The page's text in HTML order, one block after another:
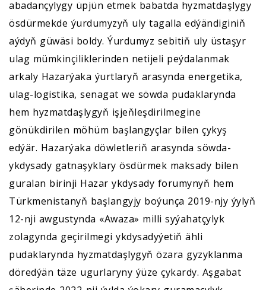
abadançylygy üpjün etmek babatda hyzmatdaşlygy
ösdürmekde ýurdumyzyň uly tagalla edýändiginiň
aýdyň güwäsi boldy. Ýurdumyz sebitiň uly üstaşyr
ulag mümkinçiliklerinden netijeli peýdalanmak
arkaly Hazarýaka ýurtlaryň arasynda energetika,
ulag-logistika, senagat we söwda pudaklarynda
hem hyzmatdaşlygyň işjeňleşdirilmegine
gönükdirilen möhüm başlangyçlar bilen çykyş
edýär. Hazarýaka döwletleriň arasynda söwda-
ykdysady gatnaşyklary ösdürmek maksady bilen
guralan birinji Hazar ykdysady forumynyň hem
Türkmenistanyň başlangyjy boýunça 2019-njy ýylyň
12-nji awgustynda «Awaza» milli syýahatçylyk
zolagynda geçirilmegi ykdysadyýetiň ähli
pudaklarynda hyzmatdaşlygyň özara gyzyklanma
döredýän täze ugurlaryny ýüze çykardy. Aşgabat